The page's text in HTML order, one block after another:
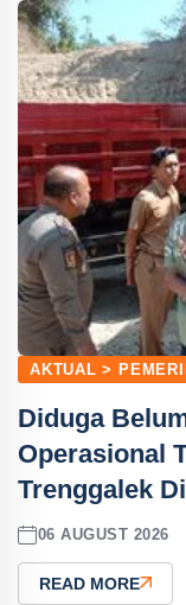
AKTUAL >
Diduga
Operasional
Trenggalek
06 AUGUST 2026
READ MORE